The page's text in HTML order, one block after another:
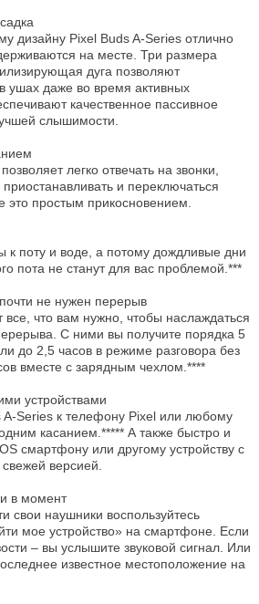
дизайну Pixel Buds A-Series отлично
на месте. Три размера
дуга позволяют
ушах даже во время активных
качественное пассивное
слышимости.
легко отвечать на звонки,
и переключаться
простым прикосновением.
к поту и воде, а потому дождливые дни
пота не станут для вас проблемой.***
не нужен перерыв
что вам нужно, чтобы наслаждаться
С ними вы получите порядка 5
до 2,5 часов в режиме разговора без
вместе с зарядным чехлом.****
устройствами
A-Series к телефону Pixel или любому
касанием.***** А также быстро и
смартфону или другому устройству с
версией.
в момент
свои наушники воспользуйтесь
мое устройство» на смартфоне. Если
– вы услышите звуковой сигнал. Или
известное местоположение на